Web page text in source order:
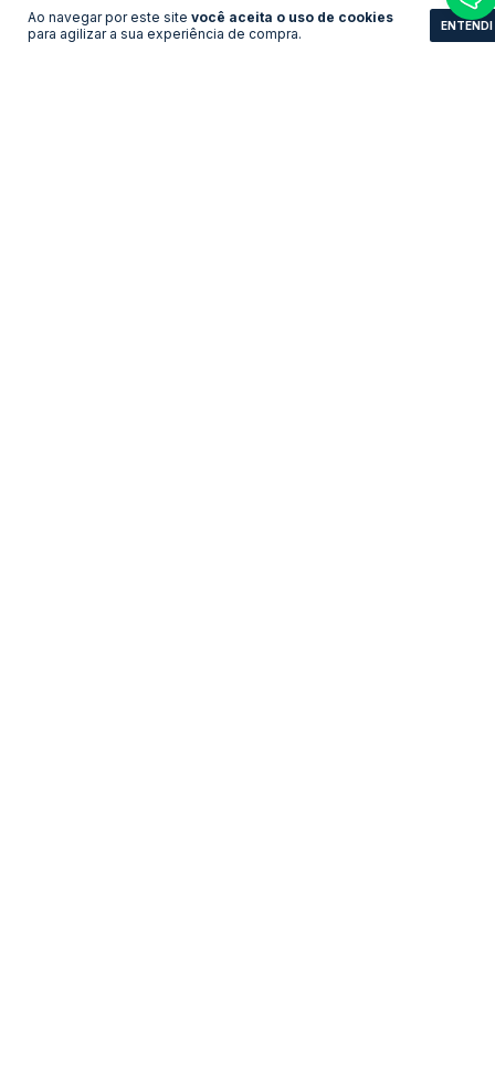
Ao navegar por este site você aceita o uso de cookies
para agilizar a sua experiência de compra.
ENTENDI